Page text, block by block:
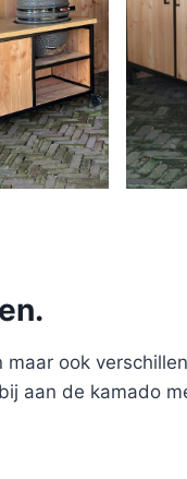
ook
aan de kamado